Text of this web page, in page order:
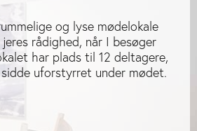
og lyse mødelokale
rådighed, når I besøger
har plads til 12 deltagere,
uforstyrret under mødet.